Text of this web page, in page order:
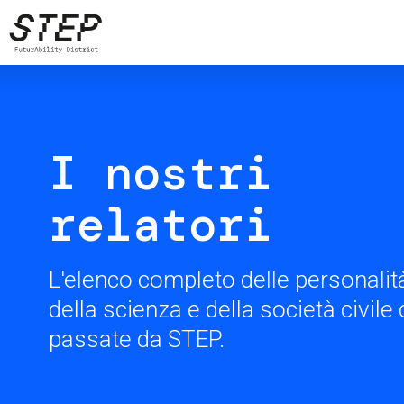
Salta
al
contenuto
I nostri
relatori
L'elenco completo delle
della scienza e della società civile
passate da STEP.